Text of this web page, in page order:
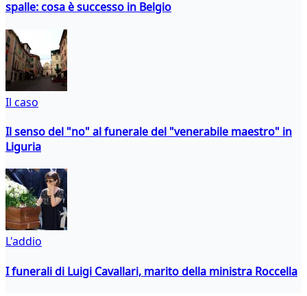
spalle: cosa è successo in Belgio
Il caso
Il senso del "no" al funerale del "venerabile maestro" in
Liguria
L'addio
I funerali di Luigi Cavallari, marito della ministra Roccella